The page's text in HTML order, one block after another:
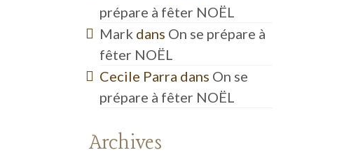
prépare à fêter NOËL
Mark dans On se prépare à
fêter NOËL
Cecile Parra dans On se
prépare à fêter NOËL
Archives